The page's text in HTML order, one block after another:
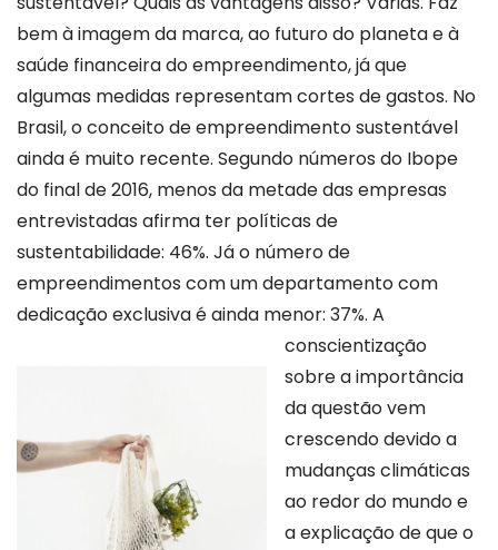
bem à imagem da marca, ao futuro do planeta e à
saúde financeira do empreendimento, já que
algumas medidas representam cortes de gastos. No
Brasil, o conceito de empreendimento sustentável
ainda é muito recente. Segundo números do Ibope
do final de 2016, menos da metade das empresas
entrevistadas afirma ter políticas de
sustentabilidade: 46%. Já o número de
empreendimentos com um departamento com
dedicação exclusiva é ainda menor: 37%. A
conscientização
sobre a importância
da questão vem
crescendo devido a
mudanças climáticas
ao redor do mundo e
a explicação de que o